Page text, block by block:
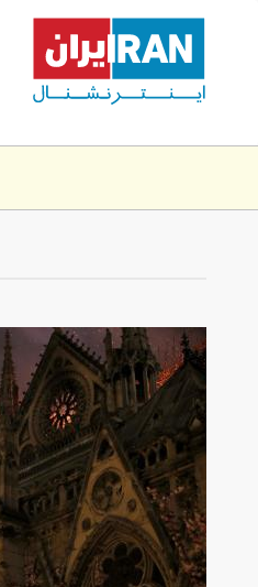
content